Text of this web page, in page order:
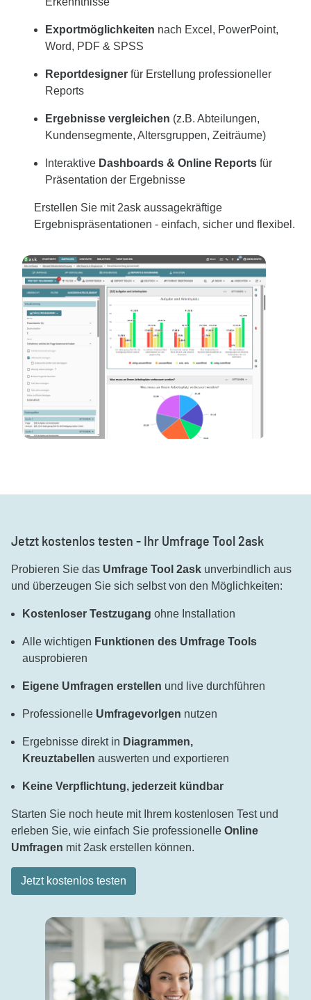
Exportmöglichkeiten nach Excel, PowerPoint,
Word, PDF & SPSS
Reportdesigner für Erstellung professioneller
Reports
Ergebnisse vergleichen (z.B. Abteilungen,
Kundensegmente, Altersgruppen, Zeiträume)
Interaktive Dashboards & Online Reports für
Präsentation der Ergebnisse
Erstellen Sie mit 2ask aussagekräftige
Ergebnispräsentationen - einfach, sicher und flexibel.
Jetzt kostenlos testen - Ihr Umfrage Tool 2ask
Probieren Sie das Umfrage Tool 2ask unverbindlich aus
und überzeugen Sie sich selbst von den Möglichkeiten:
Kostenloser Testzugang ohne Installation
Alle wichtigen Funktionen des Umfrage Tools
ausprobieren
Eigene Umfragen erstellen und live durchführen
Professionelle Umfragevorlgen nutzen
Ergebnisse direkt in Diagrammen,
Kreuztabellen auswerten und exportieren
Keine Verpflichtung, jederzeit kündbar
Starten Sie noch heute mit Ihrem kostenlosen Test und
erleben Sie, wie einfach Sie professionelle Online
Umfragen mit 2ask erstellen können.
Jetzt kostenlos testen